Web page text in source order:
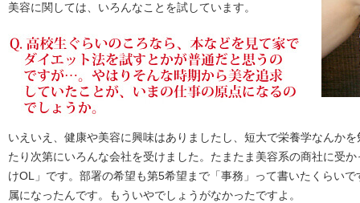
美容に関しては、いろんなことを試しています。
いえいえ、健康や美容に興味はありましたし、短大で栄養学なんか
たり次第にいろんな会社を受けました。たまたま美容系の商社に受
けOL」です。部署の希望も第5希望まで「事務」って書いたくらい
属になったんです。もういやでしょうがなかったですよ。